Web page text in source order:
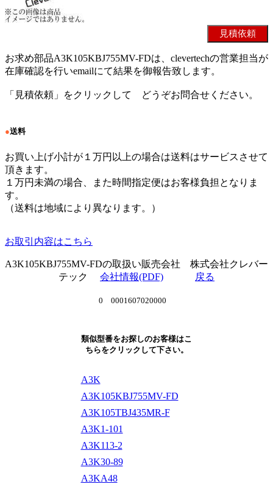
お求め部品A3K105KBJ755MV-FDは、clevertechの営業担当が
在庫確認を行いemailにて結果を御報告致します。
「見積依頼」をクリックして どうぞお問合せください。
●送料
お買い上げ小計が１万円以上の場合は送料はサービスさせて
頂きます。
１万円未満の場合、また時間指定便はお客様負担となりま
す。
（送料は地域により異なります。）
お取引内容はこちら
A3K105KBJ755MV-FDの取扱い販売会社 株式会社クレバー
テック 会社情報(PDF) 戻る
0 0001607020000
類似型番をお探しのお客様はこ
ちらをクリックして下さい。
A3K
A3K105KBJ755MV-FD
A3K105TBJ435MR-F
A3K1-101
A3K113-2
A3K30-89
A3KA48